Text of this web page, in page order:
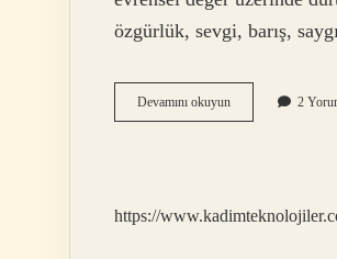
özgürlük, sevgi, barış,
Devamını okuyun8
Temel
2
https://